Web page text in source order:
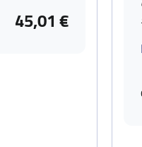
45,01 €